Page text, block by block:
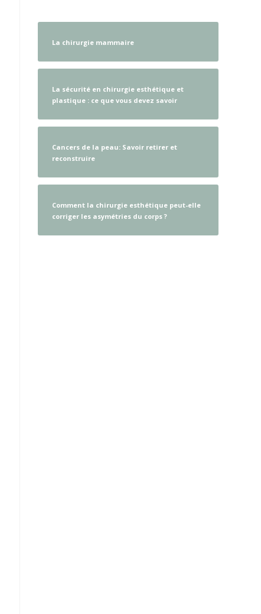
La chirurgie mammaire
La sécurité en chirurgie esthétique et
plastique : ce que vous devez savoir
Cancers de la peau: Savoir retirer et
reconstruire
Comment la chirurgie esthétique peut-elle
corriger les asymétries du corps ?